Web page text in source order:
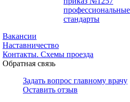
профессиональные
стандарты
Вакансии
Наставничество
Контакты. Схемы проезда
Обратная связь
Задать вопрос главному врачу
Оставить отзыв